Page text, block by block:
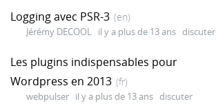
Logging avec PSR-3 (en)
Jérémy DECOOL il y a plus de 13 ans discuter
Les plugins indispensables pour
Wordpress en 2013 (fr)
webpulser il y a plus de 13 ans discuter